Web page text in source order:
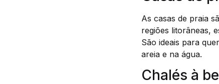
As casas de praia
regiões litorâneas,
São ideais para
areia e na água.
Chalés à